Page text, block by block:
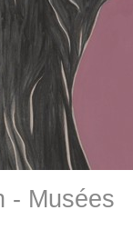
- Musées